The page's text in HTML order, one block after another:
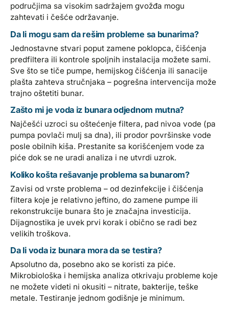
područjima sa visokim sadržajem gvožđa mogu
zahtevati i češće održavanje.
Da li mogu sam da rešim probleme sa bunarima?
Jednostavne stvari poput zamene poklopca, čišćenja
predfiltera ili kontrole spoljnih instalacija možete sami.
Sve što se tiče pumpe, hemijskog čišćenja ili sanacije
plašta zahteva stručnjaka – pogrešna intervencija može
trajno oštetiti bunar.
Zašto mi je voda iz bunara odjednom mutna?
Najčešći uzroci su oštećenje filtera, pad nivoa vode (pa
pumpa povlači mulj sa dna), ili prodor površinske vode
posle obilnih kiša. Prestanite sa korišćenjem vode za
piće dok se ne uradi analiza i ne utvrdi uzrok.
Koliko košta rešavanje problema sa bunarom?
Zavisi od vrste problema – od dezinfekcije i čišćenja
filtera koje je relativno jeftino, do zamene pumpe ili
rekonstrukcije bunara što je značajna investicija.
Dijagnostika je uvek prvi korak i obično se radi bez
velikih troškova.
Da li voda iz bunara mora da se testira?
Apsolutno da, posebno ako se koristi za piće.
Mikrobiološka i hemijska analiza otkrivaju probleme koje
ne možete videti ni okusiti – nitrate, bakterije, teške
metale. Testiranje jednom godišnje je minimum.